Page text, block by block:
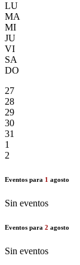
LU
MA
MI
JU
VI
SA
DO
27
28
29
30
31
1
2
Eventos para 1 agosto
Sin eventos
Eventos para 2 agosto
Sin eventos